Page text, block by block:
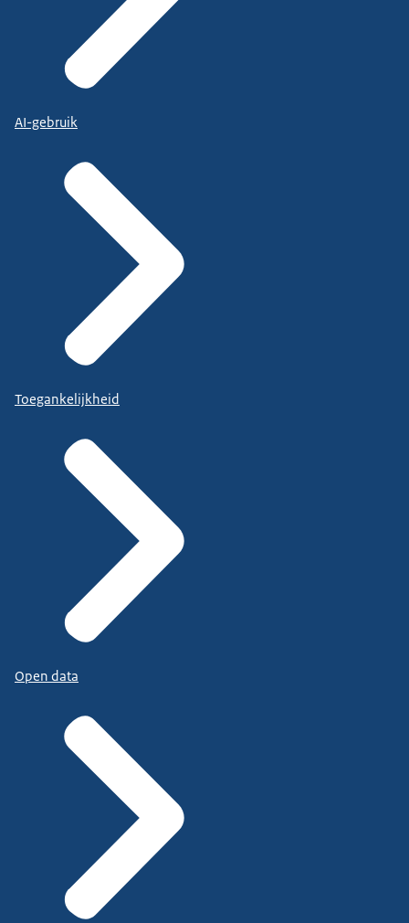
AI-gebruik
Toegankelijkheid
Open data